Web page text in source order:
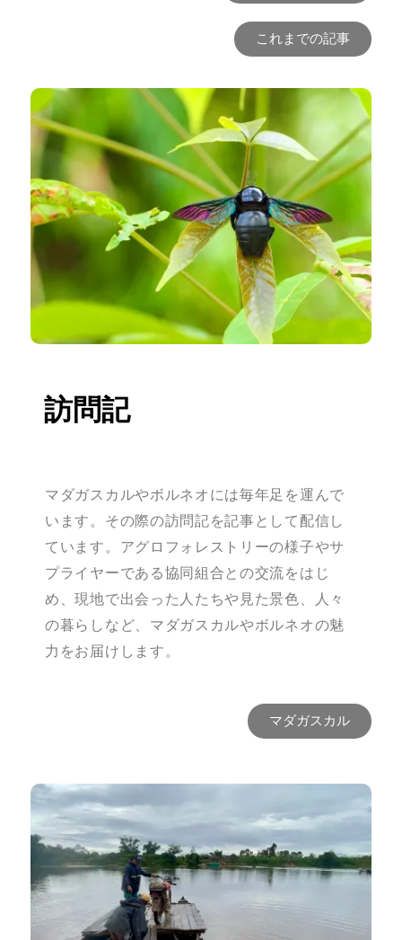
これまでの記事
訪問記
マダガスカルやボルネオには毎年足を運んで
います。その際の訪問記を記事として配信し
ています。アグロフォレストリーの様子やサ
プライヤーである協同組合との交流をはじ
め、現地で出会った人たちや見た景色、人々
の暮らしなど、マダガスカルやボルネオの魅
力をお届けします。
マダガスカル